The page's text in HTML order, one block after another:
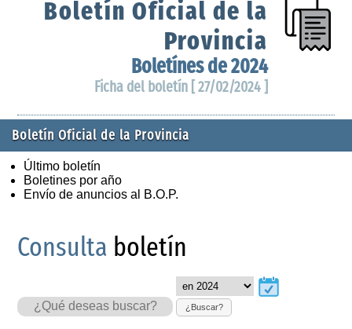
Boletín Oficial de la
Provincia
Boletínes de 2024
Ficha del boletín [ 27/02/2024 ]
Boletín Oficial de la Provincia
Último boletín
Boletines por año
Envío de anuncios al B.O.P.
Consulta boletín
¿Buscar?